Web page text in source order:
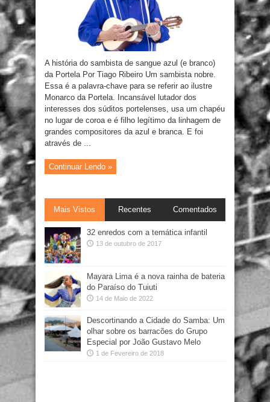
A história do sambista de sangue azul (e branco)
da Portela Por Tiago Ribeiro Um sambista nobre.
Essa é a palavra-chave para se referir ao ilustre
Monarco da Portela. Incansável lutador dos
interesses dos súditos portelenses, usa um chapéu
no lugar de coroa e é filho legítimo da linhagem de
grandes compositores da azul e branca. E foi
através de ...
Continuar Lendo »
Mais Vistos Recentes Comentados
32 enredos com a temática infantil
13 de outubro de 2017
Mayara Lima é a nova rainha de bateria
do Paraíso do Tuiuti
14 de Maio de 2022
Descortinando a Cidade do Samba: Um
olhar sobre os barracões do Grupo
Especial por João Gustavo Melo
1 de Fevereiro de 2018